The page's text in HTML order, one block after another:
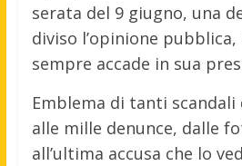
serata del 9 giugno, una
diviso l’opinione pubblica,
sempre accade in sua
Emblema di tanti
alle mille denunce, dalle
all’ultima accusa che lo